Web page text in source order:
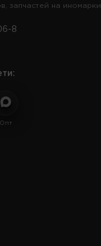
запчастей на иномарки
8
Опт